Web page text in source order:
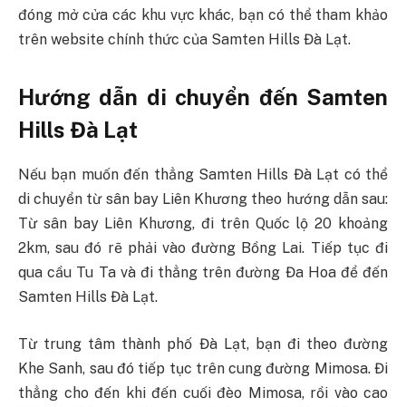
đóng mở cửa các khu vực khác, bạn có thể tham khảo
trên website chính thức của Samten Hills Đà Lạt.
Hướng dẫn di chuyển đến Samten
Hills Đà Lạt
Nếu bạn muốn đến thẳng Samten Hills Đà Lạt có thể
di chuyển từ sân bay Liên Khương theo hướng dẫn sau:
Từ sân bay Liên Khương, đi trên Quốc lộ 20 khoảng
2km, sau đó rẽ phải vào đường Bồng Lai. Tiếp tục đi
qua cầu Tu Ta và đi thẳng trên đường Đa Hoa để đến
Samten Hills Đà Lạt.
Từ trung tâm thành phố Đà Lạt, bạn đi theo đường
Khe Sanh, sau đó tiếp tục trên cung đường Mimosa. Đi
thẳng cho đến khi đến cuối đèo Mimosa, rồi vào cao